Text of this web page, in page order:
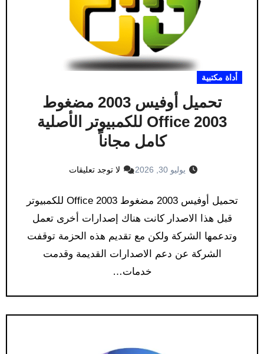
أداة مكتبية
تحميل أوفيس 2003 مضغوط
Office 2003 للكمبيوتر الأصلية
كامل مجاناً
يوليو 30, 2026 لا توجد تعليقات
تحميل أوفيس 2003 مضغوط Office 2003 للكمبيوتر
قبل هذا الاصدار كانت هناك إصدارات أخرى تعمل
وتدعمها الشركة ولكن مع تقديم هذه الحزمة توقفت
الشركة عن دعم الاصدارات القديمة وقدمت
خدمات…